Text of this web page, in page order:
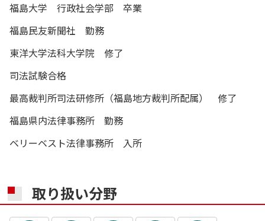
福島大学 行政社会学部 卒業
福島民友新聞社 勤務
東洋大学法科大学院 修了
司法試験合格
最高裁判所司法研修所（福島地方裁判所配属） 修了
福島県内法律事務所 勤務
ベリーベスト法律事務所 入所
取り扱い分野